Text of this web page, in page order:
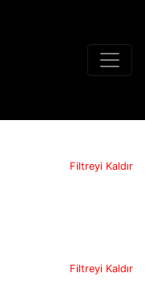
Filtreyi Kaldır
Filtreyi Kaldır